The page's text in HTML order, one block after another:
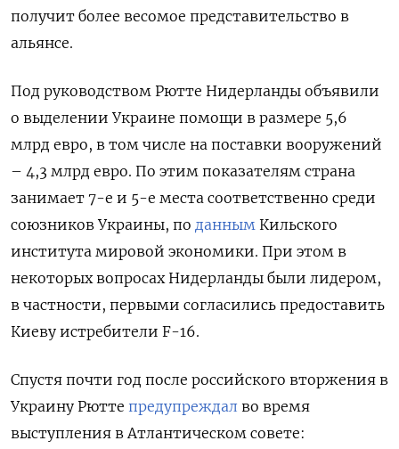
получит более весомое представительство в
альянсе.
Под руководством Рютте Нидерланды объявили
о выделении Украине помощи в размере 5,6
млрд евро, в том числе на поставки вооружений
– 4,3 млрд евро. По этим показателям страна
занимает 7-е и 5-е места соответственно среди
союзников Украины, по данным Кильского
института мировой экономики. При этом в
некоторых вопросах Нидерланды были лидером,
в частности, первыми согласились предоставить
Киеву истребители F-16.
Спустя почти год после российского вторжения в
Украину Рютте предупреждал во время
выступления в Атлантическом совете: